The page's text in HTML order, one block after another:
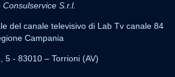
S.r.l.
del canale televisivo di Lab Tv canale 84
Campania
5 - 83010 – Torrioni (AV)